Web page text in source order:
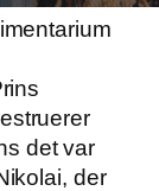
det var
der